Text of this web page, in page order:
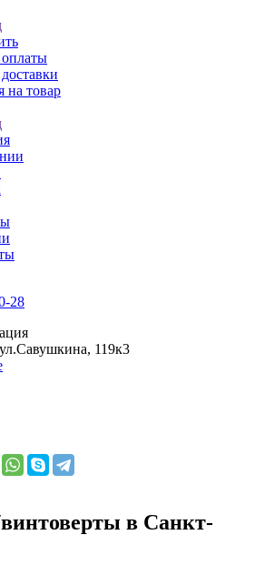
на товар
28
119к3
в Санкт-